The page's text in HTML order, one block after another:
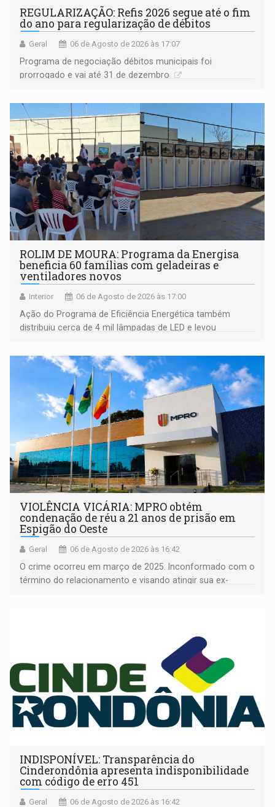
REGULARIZAÇÃO: Refis 2026 segue até o fim
do ano para regularização de débitos
Geral 06 de Agosto de 2026 às 17:07
Programa de negociação débitos municipais foi
prorrogado e vai até 31 de dezembro
ROLIM DE MOURA: Programa da Energisa
beneficia 60 famílias com geladeiras e
ventiladores novos
Interior 06 de Agosto de 2026 às 17:00
Ação do Programa de Eficiência Energética também
distribuiu cerca de 4 mil lâmpadas de LED e levou
comunidade
VIOLÊNCIA VICÁRIA: MPRO obtém
condenação de réu a 21 anos de prisão em
Espigão do Oeste
Geral 06 de Agosto de 2026 às 16:42
O crime ocorreu em março de 2025. Inconformado com o
término do relacionamento e visando atingir sua ex-
INDISPONÍVEL: Transparência do
Cinderondônia apresenta indisponibilidade
com código de erro 451
Geral 06 de Agosto de 2026 às 16:42